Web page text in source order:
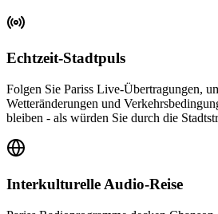
Echtzeit-Stadtpuls
Folgen Sie Pariss Live-Übertragungen,
Wetteränderungen und
bleiben - als würden Sie durch die
Interkulturelle Audio-Reise